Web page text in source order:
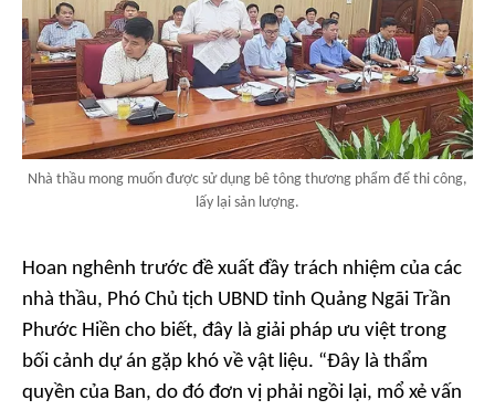
Nhà thầu mong muốn được sử dụng bê tông thương phẩm để thi công,
lấy lại sản lượng.
Hoan nghênh trước đề xuất đầy trách nhiệm của các
nhà thầu, Phó Chủ tịch UBND tỉnh Quảng Ngãi Trần
Phước Hiền cho biết, đây là giải pháp ưu việt trong
bối cảnh dự án gặp khó về vật liệu. “Đây là thẩm
quyền của Ban, do đó đơn vị phải ngồi lại, mổ xẻ vấn